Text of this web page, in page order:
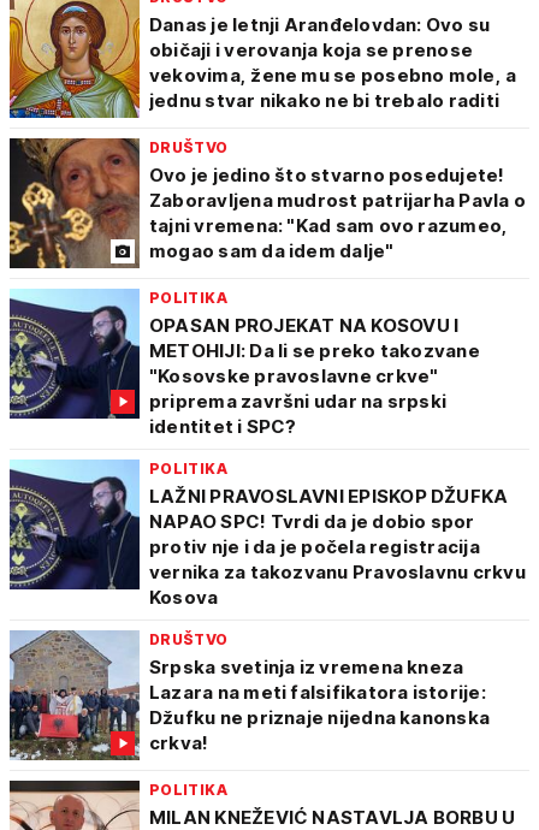
Danas je letnji Aranđelovdan: Ovo su
običaji i verovanja koja se prenose
vekovima, žene mu se posebno mole, a
jednu stvar nikako ne bi trebalo raditi
DRUŠTVO
Ovo je jedino što stvarno posedujete!
Zaboravljena mudrost patrijarha Pavla o
tajni vremena: "Kad sam ovo razumeo,
mogao sam da idem dalje"
POLITIKA
OPASAN PROJEKAT NA KOSOVU I
METOHIJI: Da li se preko takozvane
"Kosovske pravoslavne crkve"
priprema završni udar na srpski
identitet i SPC?
POLITIKA
LAŽNI PRAVOSLAVNI EPISKOP DŽUFKA
NAPAO SPC! Tvrdi da je dobio spor
protiv nje i da je počela registracija
vernika za takozvanu Pravoslavnu crkvu
Kosova
DRUŠTVO
Srpska svetinja iz vremena kneza
Lazara na meti falsifikatora istorije:
Džufku ne priznaje nijedna kanonska
crkva!
POLITIKA
MILAN KNEŽEVIĆ NASTAVLJA BORBU U